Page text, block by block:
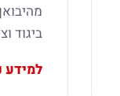
ביגוד
למידע